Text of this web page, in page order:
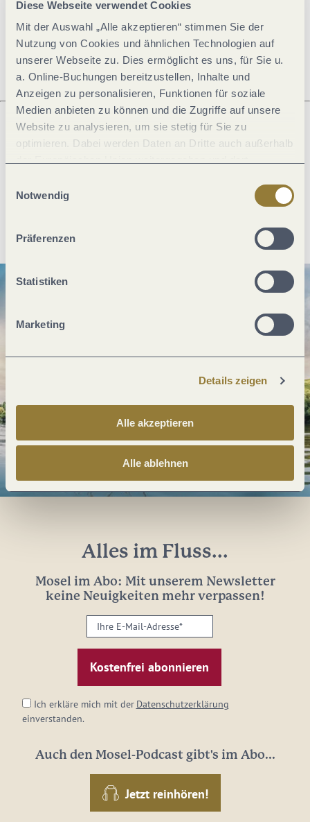
Diese Webseite verwendet Cookies
Mit der Auswahl „Alle akzeptieren“ stimmen Sie der
Nutzung von Cookies und ähnlichen Technologien auf
unserer Webseite zu. Dies ermöglicht es uns, für Sie u.
a. Online-Buchungen bereitzustellen, Inhalte und
Anzeigen zu personalisieren, Funktionen für soziale
Medien anbieten zu können und die Zugriffe auf unsere
Website zu analysieren, um sie stetig für Sie zu
optimieren. Dabei werden Daten an Dritte auch außerhalb
jederzeit widerrufen werden. Mit der Auswahl "Alle
ablehnen" kann es zu Beeinträchtigungen in der Nutzung
Notwendig
Präferenzen
Statistiken
Marketing
Details zeigen
Alle akzeptieren
Alle ablehnen
Öffnungszeiten
Was möchtest du als nächstes tun?
Alles im Fluss...
Mosel im Abo: Mit unserem Newsletter
keine Neuigkeiten mehr verpassen!
Ihre
E-
Mail-
Adresse:
Ich erkläre mich mit der Datenschutzerklärung
einverstanden.
Auch den Mosel-Podcast gibt's im Abo...
Jetzt reinhören!